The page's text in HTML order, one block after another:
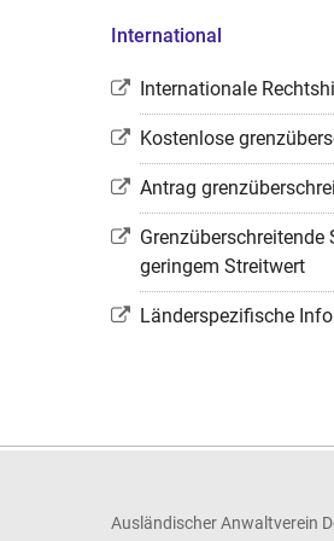
International
Internationale
Kostenlose
Antrag
geringem Streitwert
Länderspezifische
Ausländischer Anwaltverein